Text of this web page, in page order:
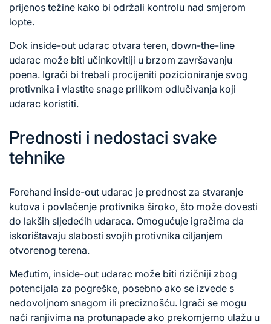
prijenos težine kako bi održali kontrolu nad smjerom
lopte.
Dok inside-out udarac otvara teren, down-the-line
udarac može biti učinkovitiji u brzom završavanju
poena. Igrači bi trebali procijeniti pozicioniranje svog
protivnika i vlastite snage prilikom odlučivanja koji
udarac koristiti.
Prednosti i nedostaci svake
tehnike
Forehand inside-out udarac je prednost za stvaranje
kutova i povlačenje protivnika široko, što može dovesti
do lakših sljedećih udaraca. Omogućuje igračima da
iskorištavaju slabosti svojih protivnika ciljanjem
otvorenog terena.
Međutim, inside-out udarac može biti rizičniji zbog
potencijala za pogreške, posebno ako se izvede s
nedovoljnom snagom ili preciznošću. Igrači se mogu
naći ranjivima na protunapade ako prekomjerno ulažu u